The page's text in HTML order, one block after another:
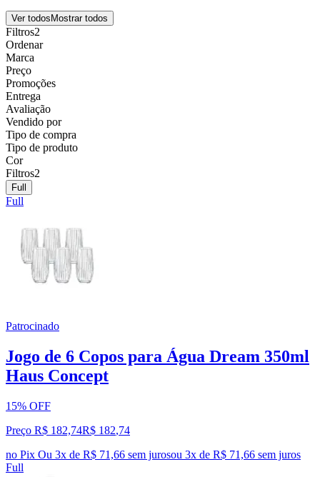
Ver todos Mostrar todos
Filtros2
Ordenar
Marca
Preço
Promoções
Entrega
Avaliação
Vendido por
Tipo de compra
Tipo de produto
Cor
Filtros2
Full
Full
Patrocinado
Jogo de 6 Copos para Água Dream 350ml
Haus Concept
15% OFF
Preço R$ 182,74R$ 182,74
no Pix Ou 3x de R$ 71,66 sem jurosou 3x de R$ 71,66 sem juros
Full